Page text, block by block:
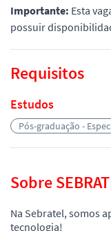
Importante: Esta
possuir
Requisitos
Estudos
Pós-graduação -
Sobre
Na Sebratel, somos
tecnologia!